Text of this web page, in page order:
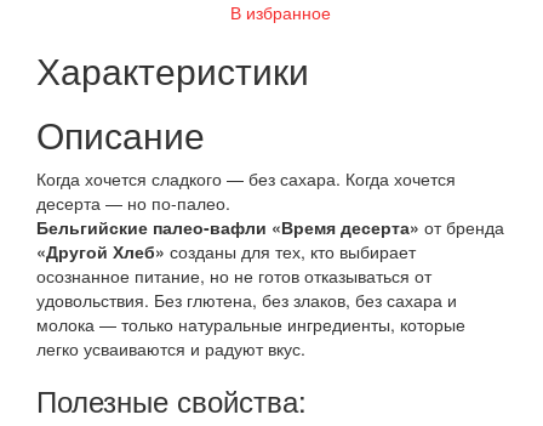
В избранное
Характеристики
Описание
Когда хочется сладкого — без сахара. Когда хочется
десерта — но по-палео.
Бельгийские палео-вафли «Время десерта» от бренда
«Другой Хлеб» созданы для тех, кто выбирает
осознанное питание, но не готов отказываться от
удовольствия. Без глютена, без злаков, без сахара и
молока — только натуральные ингредиенты, которые
легко усваиваются и радуют вкус.
Полезные свойства: